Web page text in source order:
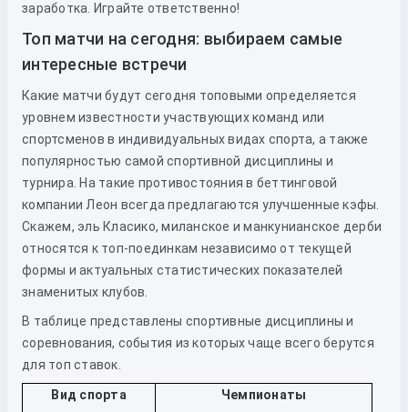
заработка. Играйте ответственно!
Топ матчи на сегодня: выбираем самые
интересные встречи
Какие матчи будут сегодня топовыми определяется
уровнем известности участвующих команд или
спортсменов в индивидуальных видах спорта, а также
популярностью самой спортивной дисциплины и
турнира. На такие противостояния в беттинговой
компании Леон всегда предлагаются улучшенные кэфы.
Скажем, эль Класико, миланское и манкунианское дерби
относятся к топ-поединкам независимо от текущей
формы и актуальных статистических показателей
знаменитых клубов.
В таблице представлены спортивные дисциплины и
соревнования, события из которых чаще всего берутся
для топ ставок.
Вид спорта Чемпионаты